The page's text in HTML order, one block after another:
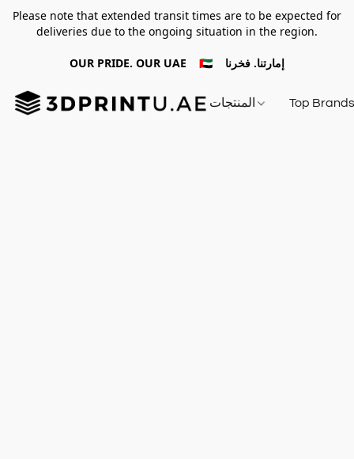
Please note that extended transit times are to be expected for
deliveries due to the ongoing situation in the region.
OUR PRIDE. OUR UAE 🇦🇪 إمارتنا. فخرنا
المنتجات Top